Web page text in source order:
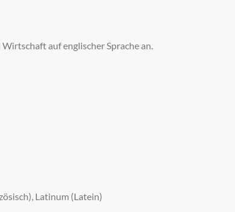
auf englischer Sprache an.
Latinum (Latein)